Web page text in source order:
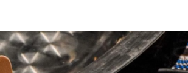
À LA PETITE CUILLÈRE
DESTIN DE FEMME